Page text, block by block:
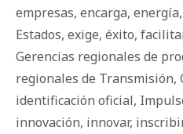
empresas, encarga, energía,
Estados, exige, éxito,
Gerencias regionales de
regionales de Transmisión,
identificación oficial,
innovación, innovar,